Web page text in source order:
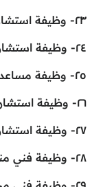
٢٣- وظيفة استشاري مساعد جراحة العظام
٢٤- وظيفة استشاري جراحة الفم والوجه والفكين.
٢٥- وظيفة مساعد طب الأسنان الثاني.
٢٦- وظيفة استشاري جراحة العظام.
٢٧- وظيفة استشاري مساعد علم الوراثة والطب الدقيق.
٢٨- وظيفة فني مناظير.